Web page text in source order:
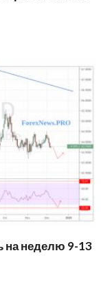
на неделю 9-13